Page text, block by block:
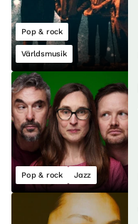
Pop & rock
Världsmusik
Pop & rock Jazz